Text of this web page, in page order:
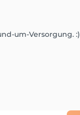
um-Versorgung. :)